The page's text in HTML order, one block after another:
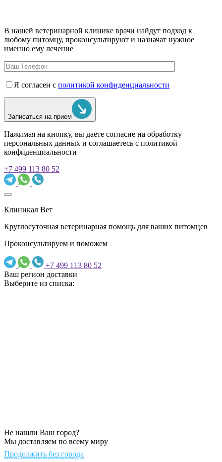
В нашей ветеринарной клинике врачи найдут подход к
любому питомцу, проконсультируют и назначат нужное
именно ему лечение
Я согласен с политикой конфиденциальности
Записаться на прием
Нажимая на кнопку, вы даете согласие на обработку
персональных данных и соглашаетесь c политикой
конфиденциальности
+7 499 113 80 52
Клиникал Вет
Круглосуточная ветеринарная помощь для ваших питомцев
Проконсультируем и поможем
+7 499 113 80 52
Ваш регион доставки
Выберите из списка:
Не нашли Ваш город?
Мы доставляем по всему миру
Продолжить без города